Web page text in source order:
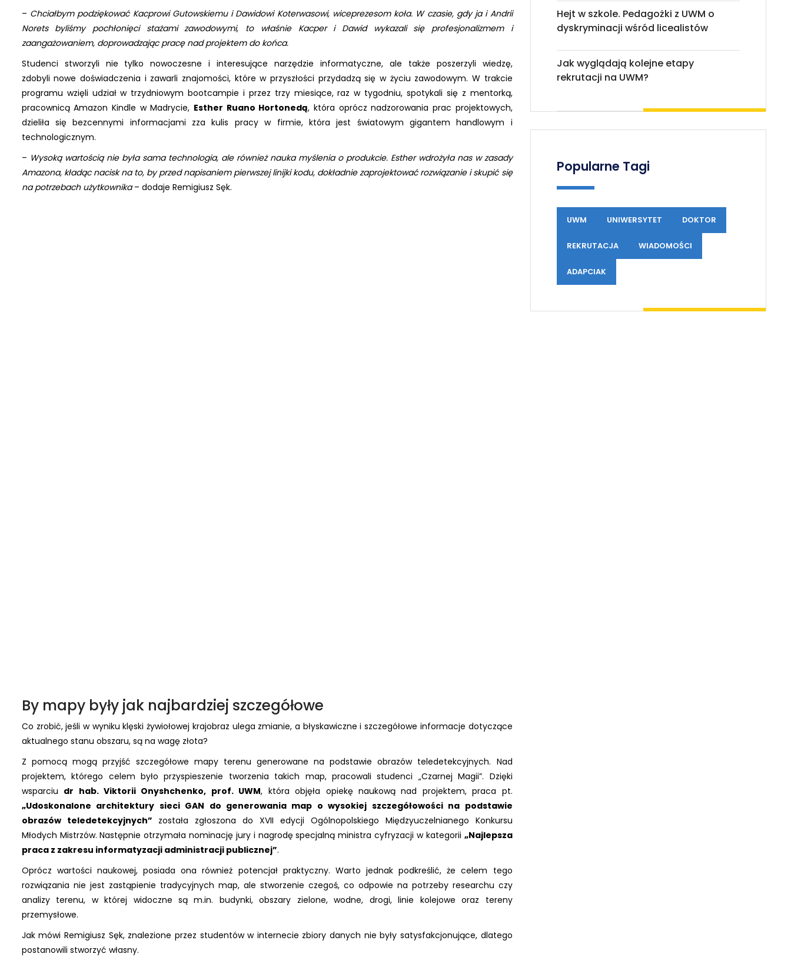
– Chciałbym podziękować Kacprowi Gutowskiemu i Dawidowi Koterwasowi, wiceprezesom koła. W czasie, gdy ja i Andrii
Norets byliśmy pochłonięci stażami zawodowymi, to właśnie Kacper i Dawid wykazali się profesjonalizmem i
zaangażowaniem, doprowadzając pracę nad projektem do końca.
Studenci stworzyli nie tylko nowoczesne i interesujące narzędzie informatyczne, ale także poszerzyli wiedzę,
zdobyli nowe doświadczenia i zawarli znajomości, które w przyszłości przydadzą się w życiu zawodowym. W trakcie
programu wzięli udział w trzydniowym bootcampie i przez trzy miesiące, raz w tygodniu, spotykali się z mentorką,
pracownicą Amazon Kindle w Madrycie, Esther Ruano Hortonedą, która oprócz nadzorowania prac projektowych,
dzieliła się bezcennymi informacjami zza kulis pracy w firmie, która jest światowym gigantem handlowym i
technologicznym.
– Wysoką wartością nie była sama technologia, ale również nauka myślenia o produkcie. Esther wdrożyła nas w zasady
Amazona, kładąc nacisk na to, by przed napisaniem pierwszej linijki kodu, dokładnie zaprojektować rozwiązanie i skupić się
na potrzebach użytkownika– dodaje Remigiusz Sęk.
By mapy były jak najbardziej szczegółowe
Co zrobić, jeśli w wyniku klęski żywiołowej krajobraz ulega zmianie, a błyskawiczne i szczegółowe informacje dotyczące
aktualnego stanu obszaru, są na wagę złota?
Z pomocą mogą przyjść szczegółowe mapy terenu generowane na podstawie obrazów teledetekcyjnych. Nad
projektem, którego celem było przyspieszenie tworzenia takich map, pracowali studenci „Czarnej Magii”. Dzięki
wsparciu dr hab. Viktorii Onyshchenko, prof. UWM, która objęła opiekę naukową nad projektem, praca pt.
„Udoskonalone architektury sieci GAN do generowania map o wysokiej szczegółowości na podstawie
obrazów teledetekcyjnych” została zgłoszona do XVII edycji Ogólnopolskiego Międzyuczelnianego Konkursu
Młodych Mistrzów. Następnie otrzymała nominację jury i nagrodę specjalną ministra cyfryzacji w kategorii „Najlepsza
praca z zakresu informatyzacji administracji publicznej”.
Oprócz wartości naukowej, posiada ona również potencjał praktyczny. Warto jednak podkreślić, że celem tego
rozwiązania nie jest zastąpienie tradycyjnych map, ale stworzenie czegoś, co odpowie na potrzeby researchu czy
analizy terenu, w której widoczne są m.in. budynki, obszary zielone, wodne, drogi, linie kolejowe oraz tereny
przemysłowe.
Jak mówi Remigiusz Sęk, znalezione przez studentów w internecie zbiory danych nie były satysfakcjonujące, dlatego
postanowili stworzyć własny.
Hejt w szkole. Pedagożki z UWM o
dyskryminacji wśród licealistów
Jak wyglądają kolejne etapy
rekrutacji na UWM?
Popularne Tagi
UWM UNIWERSYTET DOKTOR
REKRUTACJA WIADOMOŚCI
ADAPCIAK